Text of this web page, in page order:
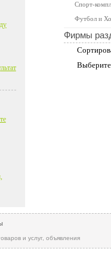
Спорт-
Футбол и
Фирмы
и услуг, объявления